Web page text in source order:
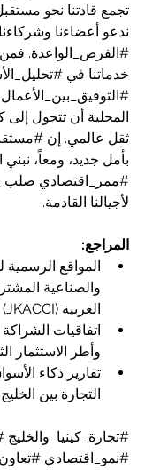
تجمع قادتنا نحو
ندعو أعضاءنا
#الفرص_الواعدة.
خدماتنا في
#التوفيق_بين_الأعمال
المحلية أن تتحول إلى
ثقل عالمي. إن
بأمل جديد، ومعاً، نبني
#ممر_اقتصادي صلب
لأجيالنا القادمة.
المراجع:
المواقع الرسمية
والصناعية
العربية (JKACCI)
اتفاقيات
وأطر الاستثمار
تقارير ذكاء
التجارة بين
#تجارة_كينيا_والخليج
#نمو_اقتصادي